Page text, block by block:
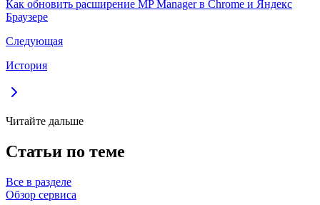
Как обновить расширение MP Manager в Chrome и Яндекс
Браузере
Следующая
История
Читайте дальше
Статьи по теме
Все в разделе
Обзор сервиса